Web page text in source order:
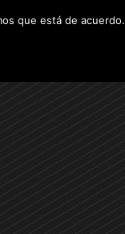
que está de acuerdo.